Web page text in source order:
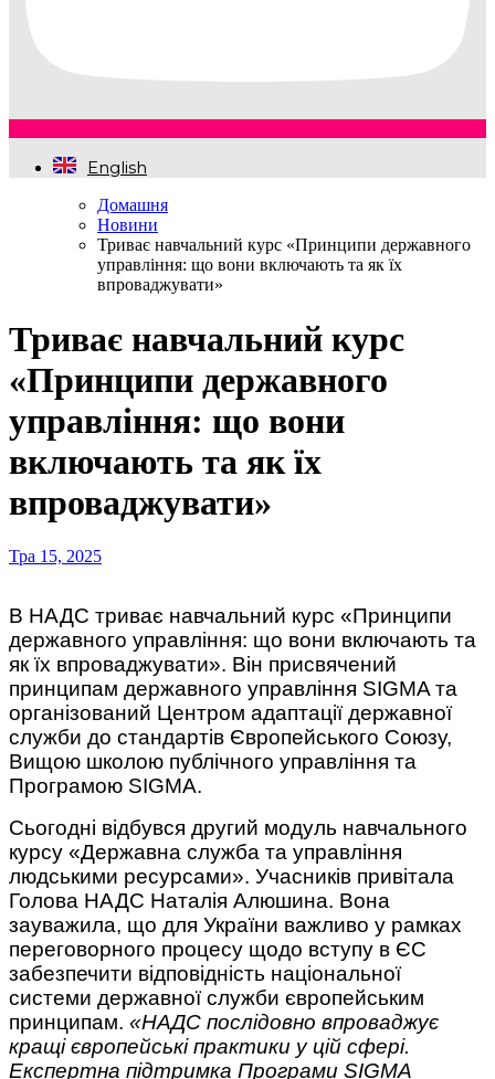
English
Домашня
Новини
Триває навчальний курс «Принципи державного
управління: що вони включають та як їх
впроваджувати»
Триває навчальний курс
«Принципи державного
управління: що вони
включають та як їх
впроваджувати»
Тра 15, 2025
В НАДС триває навчальний курс «Принципи
державного управління: що вони включають та
як їх впроваджувати». Він присвячений
принципам державного управління SIGMA та
організований Центром адаптації державної
служби до стандартів Європейського Союзу,
Вищою школою публічного управління та
Програмою SIGMA.
Сьогодні відбувся другий модуль навчального
курсу «Державна служба та управління
людськими ресурсами». Учасників привітала
Голова НАДС Наталія Алюшина. Вона
зауважила, що для України важливо у рамках
переговорного процесу щодо вступу в ЄС
забезпечити відповідність національної
системи державної служби європейським
принципам. «НАДС послідовно впроваджує
кращі європейські практики у цій сфері.
Експертна підтримка Програми SIGMA